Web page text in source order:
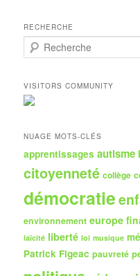
RECHERCHE
e
h
e
r
h
VISITORS COMMUNITY
NUAGE MOTS-CLÉS
apprentissages autisme
citoyenneté collège
démocratie
environnement europe
laïcité liberté loi musique
Patrick Figeac pauvreté